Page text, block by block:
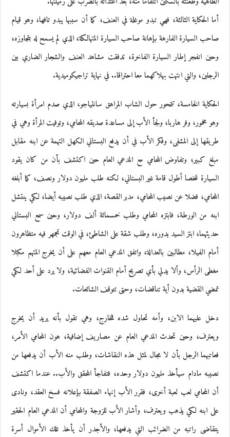
أما الحكاية الثالثة، فهي تبدو موغلة في العنف، كما أن سببها يبدو تافها، وهو قيام
صاحب السيارة الفارهة بإهانة صاحب السيارة المتهالكة، الذي لم يسمح له بتجاوزه،
وحين انفجر إطار السيارة الفاخرة، تدفقت مشاهد العنف والشجار الضاري بين
الرجلين، والتي انتهت بهلاكهما معا احتراقا.. في نهاية تراجيكوميدية.
الحكاية الخامسة، تتمحور حول الشاب المراهق سانتياجو، الذي صدم امرأة بسيارته
وهو مخمور، وفر هاربا، ولجأ الأب إلى مساعدة صديقه المحامي، وتوفيت المرأة وهي في
طريقها إلى المشفى، وفكر الأب في أن يدفع البستاني الكهل التهمة عن ابنه مقابل
مبلغ كبير، وتفاوض المحامي مع المدعي العام حين اكتشف بأن من كان يقود
السيارة شخصا أطول قامة غير البستاني، لكنه طلب مليون دولار ونصف، كما أبلغه
المحامي، فضلا عن نصيب المحامي، مدبر القصة، الذي طلب نصيبه أيضا، لكي ينتشل
ابنه من الورطة، فابتزه المحامي وطلب خمسمائة ألف دولار، وحين سمع البستاني
حديثهما، ابتز السيد بدوره، وطلب شقة على الشاطئ، في الوقت تجمهر فيه متظاهرون
أمام الفيلا، مطالبين بالعدالة، واتفق المدعي العام معهم على أن يخرج المتهم مكبلا
مغطى الرأس، وألا يدلي بأي تصريح أمام القنوات الفضائية، ولا يرد على أحد لكي
تمضي القضية بدون أية تناقضات، وحتى تتوقف الشائعات.
دخل عليهما الابن، وأمه تحاول شده للخارج، وهي تقول بأنه يريد أن يخرج
ويعترف، وحين تحدث المدعي العام عن مصاريف إضافية، هون المحامي الأمر،
فعاتبهما الرجل بأن لا مجال لمثل هذه النقاشات، وطلب منه الأب أن يدفعها من
نصيبه مادام سيأخذ مليون دولار وحده، فتفاجأ المحقق والأب.. عندما اكتشف
أن المحامي لعب لعبة أخرى، فقرر الأب إنهاء الصفقة بإعلانه فسخ العقد، ونادى
على ابنه لكي يذهب ويعترف، وأشار الأب للزوجة والمحامي أن المدعي العام الحقير
يتقاضى راتبه من الضرائب التي يدفعها، والأجدر أن يأخذ تلك الأموال أسرة